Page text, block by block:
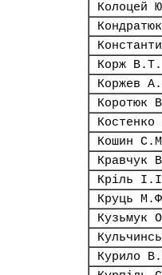
Колоцей
Корж В.Т.
Коржев
Коротюк
Кошин
Кравчук
Кріль
Круць
Кузьмук
Курило